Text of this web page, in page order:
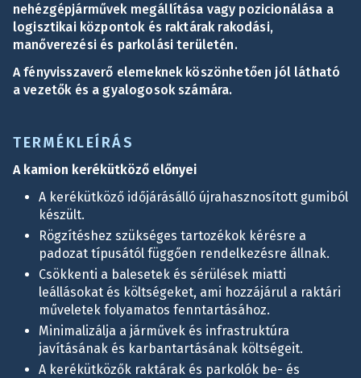
nehézgépjárművek megállítása vagy pozicionálása a
logisztikai központok és raktárak rakodási,
manőverezési és parkolási területén.
A fényvisszaverő elemeknek köszönhetően jól látható
a vezetők és a gyalogosok számára.
TERMÉKLEÍRÁS
A kamion kerékütköző előnyei
A kerékütköző időjárásálló újrahasznosított gumiból
készült.
Rögzítéshez szükséges tartozékok kérésre a
padozat típusától függően rendelkezésre állnak.
Csökkenti a balesetek és sérülések miatti
leállásokat és költségeket, ami hozzájárul a raktári
műveletek folyamatos fenntartásához.
Minimalizálja a járművek és infrastruktúra
javításának és karbantartásának költségeit.
A kerékütközők raktárak és parkolók be- és